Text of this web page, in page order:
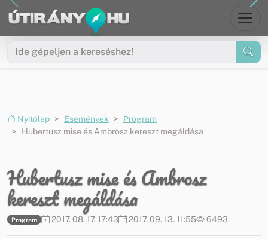
Ugrás a menüre
Ugrás a tartalomra
Nyitólap Események
Program
Hubertusz mise és Ambrosz kereszt megáldása
Hubertusz mise és Ambrosz
kereszt megáldása
Program 2017. 08. 17. 17:43 2017. 09. 13. 11:55 6493